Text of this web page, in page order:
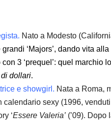
Nato a Modesto
‘Majors’, dando vita
3 ‘prequel’: quel marchio
dollari.
e showgirl. Nata a Roma,
calendario sexy (1996,
‘Essere Valeria’ (’09). Dopo